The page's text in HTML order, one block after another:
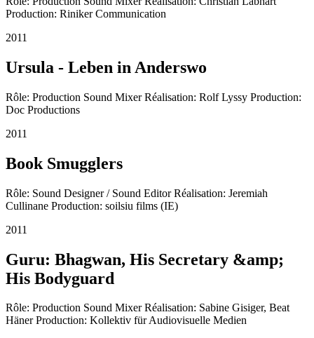
Production: Riniker Communication
2011
Ursula - Leben in Anderswo
Rôle: Production Sound Mixer Réalisation: Rolf Lyssy Production:
Doc Productions
2011
Book Smugglers
Rôle: Sound Designer / Sound Editor Réalisation: Jeremiah
Cullinane Production: soilsiu films (IE)
2011
Guru: Bhagwan, His Secretary &amp;
His Bodyguard
Rôle: Production Sound Mixer Réalisation: Sabine Gisiger, Beat
Häner Production: Kollektiv für Audiovisuelle Medien